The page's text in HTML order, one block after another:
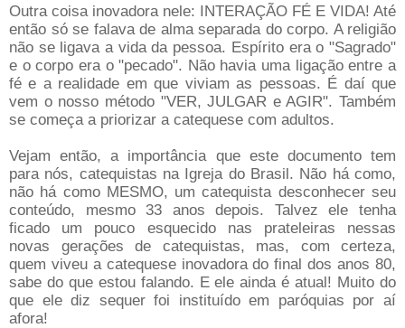
Outra coisa inovadora nele: INTERAÇÃO FÉ E VIDA! Até
então só se falava de alma separada do corpo. A religião
não se ligava a vida da pessoa. Espírito era o "Sagrado"
e o corpo era o "pecado". Não havia uma ligação entre a
fé e a realidade em que viviam as pessoas. É daí que
vem o nosso método "VER, JULGAR e AGIR". Também
se começa a priorizar a catequese com adultos.
Vejam então, a importância que este documento tem
para nós, catequistas na Igreja do Brasil. Não há como,
não há como MESMO, um catequista desconhecer seu
conteúdo, mesmo 33 anos depois. Talvez ele tenha
ficado um pouco esquecido nas prateleiras nessas
novas gerações de catequistas, mas, com certeza,
quem viveu a catequese inovadora do final dos anos 80,
sabe do que estou falando. E ele ainda é atual! Muito do
que ele diz sequer foi instituído em paróquias por aí
afora!